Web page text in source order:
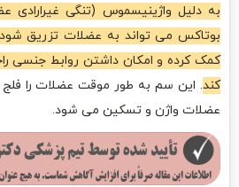
به دلیل واژینیسموس (تنگی غیرارادی
بوتاکس می تواند به عضلات تزریق
کمک کرده و امکان داشتن روابط جنسی
کند. این سم به طور موقت عضلات را
عضلات واژن و تسکین می شود.